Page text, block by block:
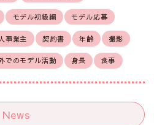
モデル初級編 モデル応募
事業主 契約書 年齢 撮影
でのモデル活動 身長 食事
News